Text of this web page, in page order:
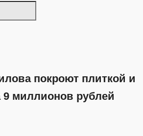
покроют плиткой и
9 миллионов рублей